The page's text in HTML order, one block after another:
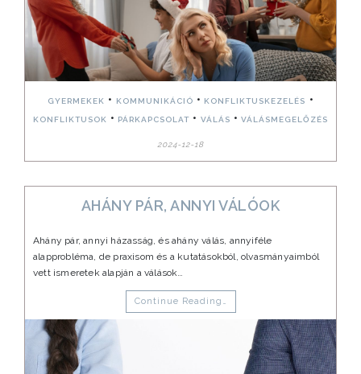
GYERMEKEK • KOMMUNIKÁCIÓ • KONFLIKTUSKEZELÉS •
KONFLIKTUSOK • PÁRKAPCSOLAT • VÁLÁS •VÁLÁSMEGELŐZÉS
2024-12-18
AHÁNY PÁR, ANNYI VÁLÓOK
Ahány pár, annyi házasság, és ahány válás, annyiféle
alapprobléma, de praxisom és a kutatásokból, olvasmányaimból
vett ismeretek alapján a válások…
Continue Reading…